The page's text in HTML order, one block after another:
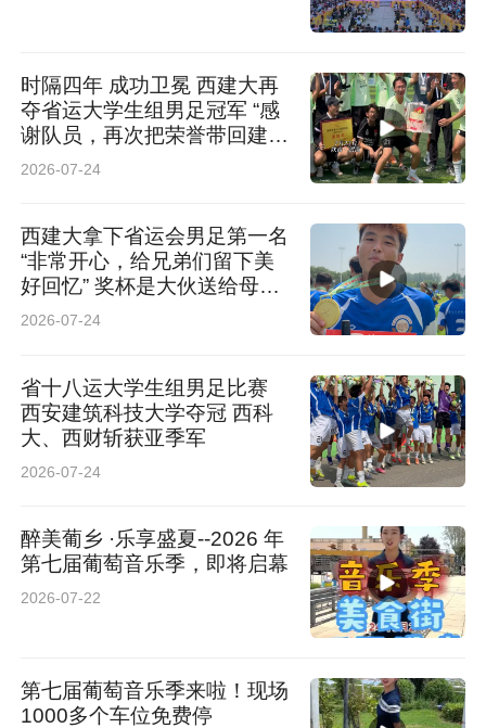
时隔四年 成功卫冕 西建大再
夺省运大学生组男足冠军 “感
谢队员，再次把荣誉带回建
大”
2026-07-24
西建大拿下省运会男足第一名
“非常开心，给兄弟们留下美
好回忆” 奖杯是大伙送给母校
校庆的礼物
2026-07-24
省十八运大学生组男足比赛
西安建筑科技大学夺冠 西科
大、西财斩获亚季军
2026-07-24
醉美葡乡 ·乐享盛夏--2026 年
第七届葡萄音乐季，即将启幕
2026-07-22
第七届葡萄音乐季来啦！现场
1000多个车位免费停